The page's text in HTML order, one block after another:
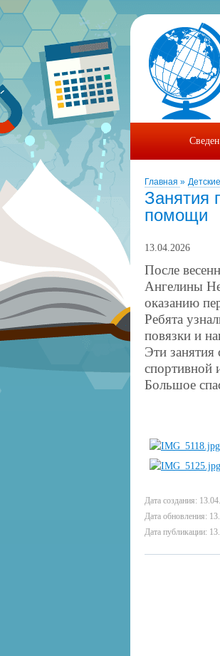
Главная »
Занятия
помощи
13.04.2026
После
Ангелины
оказанию
Ребята
повязки и
Эти
спортивной
Большое
Дата создания:
Дата обновления:
Дата публикации: